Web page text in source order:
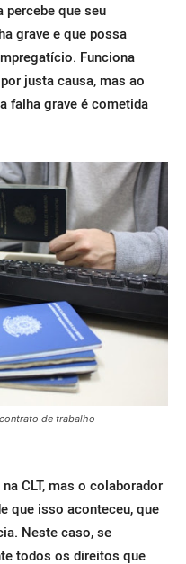
percebe que seu
grave e que possa
Funciona
justa causa, mas ao
falha grave é cometida
de trabalho
CLT, mas o colaborador
que isso aconteceu, que
Neste caso, se
todos os direitos que